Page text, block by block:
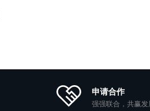
申请合作
强强联合，共赢发